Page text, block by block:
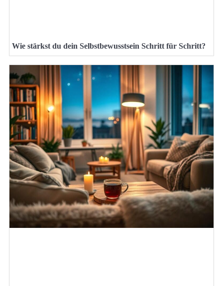
Wie stärkst du dein Selbstbewusstsein Schritt für Schritt?